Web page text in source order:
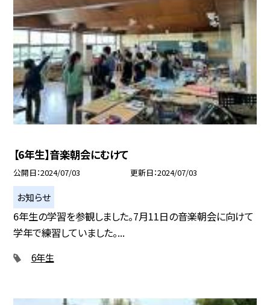
【6年生】音楽朝会にむけて
公開日 2024/07/03 更新日 2024/07/03
お知らせ
6年生の学習を参観しました。7月11日の音楽朝会に向けて
学年で練習していました。...
6年生